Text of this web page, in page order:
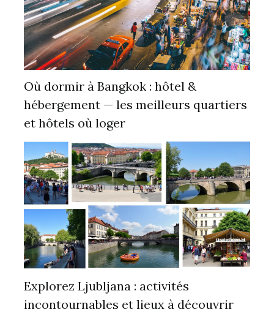
Où dormir à Bangkok : hôtel &
hébergement — les meilleurs quartiers
et hôtels où loger
Explorez Ljubljana : activités
incontournables et lieux à découvrir